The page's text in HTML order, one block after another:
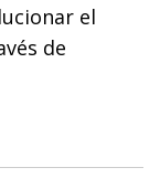
el
de